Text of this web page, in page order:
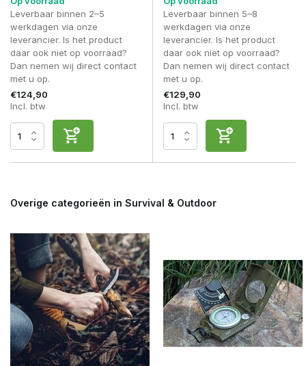
Leverbaar binnen 2–5
werkdagen via onze
leverancier. Is het product
daar ook niet op voorraad?
Dan nemen wij direct contact
met u op.
€124,90
Incl. btw
Leverbaar binnen 5–8
werkdagen via onze
leverancier. Is het product
daar ook niet op voorraad?
Dan nemen wij direct contact
met u op.
€129,90
Incl. btw
Overige categorieën in Survival & Outdoor